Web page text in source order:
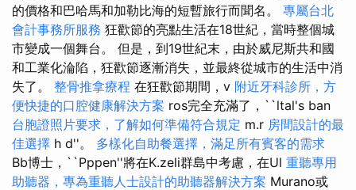
的價格和巴哈馬和加勒比海的短暫旅行而聞名。 專屬台北
會計事務所服務 狂歡節的亮點生活在18世紀，當時整個城
市變成一個舞台。 但是，到19世紀末，由於威尼斯共和國
和工業化淪陷，狂歡節逐漸消失，並最終從城市的生活中消
失了。 整骨推拿療程 在狂歡節期間，v 附近牙科診所，方
便快捷的口腔健康解決方案 ros完全充滿了，``ltal's ban
台胞證照片要求，了解如何準備符合規定 m.r 房間設計的最
佳選擇 h d''。 多樣化自助餐選擇，滿足所有賓客的需求
Bb博士，``Pppen''將在K.zeli群島中考慮，在Ul 重聽專用
助聽器，專為重聽人士設計的助聽器解決方案 Murano或